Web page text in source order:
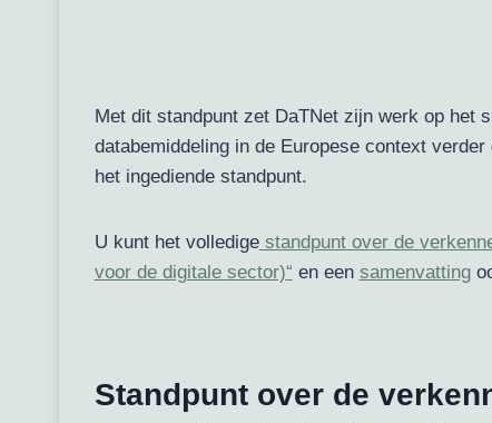
Met dit standpunt zet DaTNet zijn werk op het
databemiddeling in de Europese context
het ingediende standpunt.
U kunt het volledigestandpunt over de
voor de digitale sector)“ en een samenvatting
Standpunt over de